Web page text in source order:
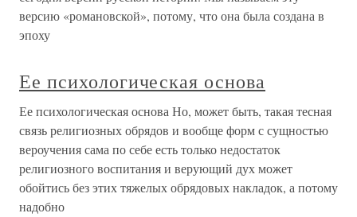
версию «романовской», потому, что она была создана в
эпоху
Ее психологическая основа
Ее психологическая основа Но, может быть, такая тесная
связь религиозных обрядов и вообще форм с сущностью
вероучения сама по себе есть только недостаток
религиозного воспитания и верующий дух может
обойтись без этих тяжелых обрядовых накладок, а потому
надобно